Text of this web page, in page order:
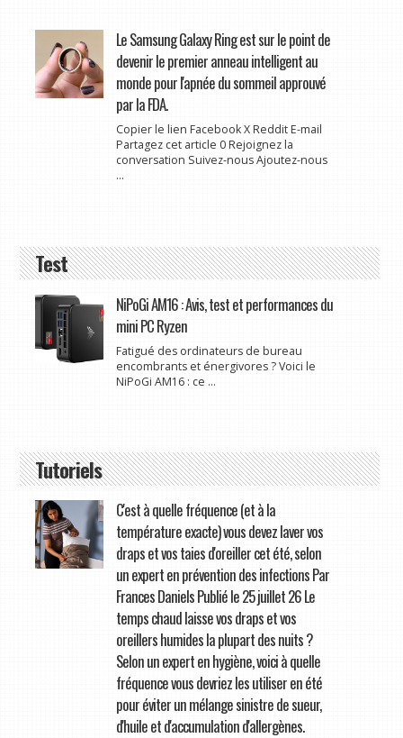
Le Samsung Galaxy Ring est sur le point de
devenir le premier anneau intelligent au
monde pour l'apnée du sommeil approuvé
par la FDA.
Copier le lien Facebook X Reddit E-mail
Partagez cet article 0 Rejoignez la
conversation Suivez-nous Ajoutez-nous
...
Test
NiPoGi AM16 : Avis, test et performances du
mini PC Ryzen
Fatigué des ordinateurs de bureau
encombrants et énergivores ? Voici le
NiPoGi AM16 : ce ...
Tutoriels
C'est à quelle fréquence (et à la
température exacte) vous devez laver vos
draps et vos taies d'oreiller cet été, selon
un expert en prévention des infections Par
Frances Daniels Publié le 25 juillet 26 Le
temps chaud laisse vos draps et vos
oreillers humides la plupart des nuits ?
Selon un expert en hygiène, voici à quelle
fréquence vous devriez les utiliser en été
pour éviter un mélange sinistre de sueur,
d'huile et d'accumulation d'allergènes.